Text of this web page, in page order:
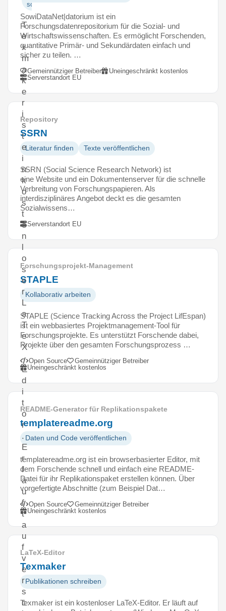
schreiben
T
e
x
m
a
k
e
r
i
s
t
e
i
n
k
o
s
t
e
n
l
o
s
e
r
L
a
T
e
X
-
E
d
i
t
o
r
.
E
r
l
ä
u
f
t
a
u
f
v
e
r
s
c
SowiDataNet|datorium ist ein
Forschungsdatenrepositorium für die Sozial- und
Wirtschaftswissenschaften. Es ermöglicht Forschenden,
quantitative Primär- und Sekundärdaten einfach und
sicher zu teilen. …
Gemeinnütziger Betreiber
Uneingeschränkt kostenlos
Serverstandort EU
Repository
SSRN
Literatur finden Texte veröffentlichen
SSRN (Social Science Research Network) ist
eine Website und ein Dokumentenserver für die schnelle
Verbreitung von Forschungspapieren. Als
interdisziplinäres Angebot deckt es die gesamten
Sozialwissens…
Serverstandort EU
Forschungsprojekt-Management
STAPLE
Kollaborativ arbeiten
STAPLE (Science Tracking Across the Project LifEspan)
ist ein webbasiertes Projektmanagement-Tool für
Forschungsprojekte. Es unterstützt Forschende dabei,
Projekte über den gesamten Forschungsprozess …
Open Source
Gemeinnütziger Betreiber
Uneingeschränkt kostenlos
README-Generator für Replikationspakete
templatereadme.org
Daten und Code veröffentlichen
templatereadme.org ist ein browserbasierter Editor, mit
dem Forschende schnell und einfach eine README-
Datei für ihr Replikationspaket erstellen können. Über
vorgefertigte Abschnitte (zum Beispiel Dat…
Open Source
Gemeinnütziger Betreiber
Uneingeschränkt kostenlos
LaTeX-Editor
Texmaker
Publikationen schreiben
Texmaker ist ein kostenloser LaTeX-Editor. Er läuft auf